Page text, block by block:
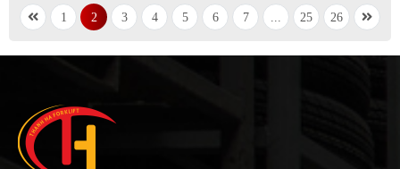
1 2 3 4 5 6 7 25 26